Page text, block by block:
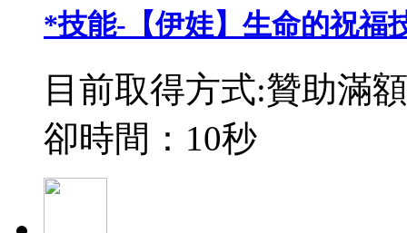
*技能-【伊娃】生命的祝福
目前取得方式:贊助滿
卻時間：10秒